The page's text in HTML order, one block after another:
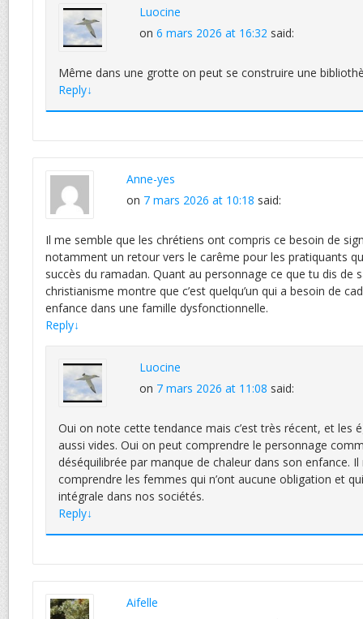
Luocine
on 6 mars 2026 at 16:32 said:
Même dans une grotte on peut se construire une
Reply↓
Anne-yes
on 7 mars 2026 at 10:18 said:
Il me semble que les chrétiens ont compris ce besoin de
notamment un retour vers le carême pour les pratiquants
succès du ramadan. Quant au personnage ce que tu dis de
christianisme montre que c’est quelqu’un qui a besoin de
enfance dans une famille dysfonctionnelle.
Reply↓
Luocine
on 7 mars 2026 at 11:08 said:
Oui on note cette tendance mais c’est très récent, et les
aussi vides. Oui on peut comprendre le personnage
déséquilibrée par manque de chaleur dans son enfance.
comprendre les femmes qui n’ont aucune obligation et
intégrale dans nos sociétés.
Reply↓
Aifelle